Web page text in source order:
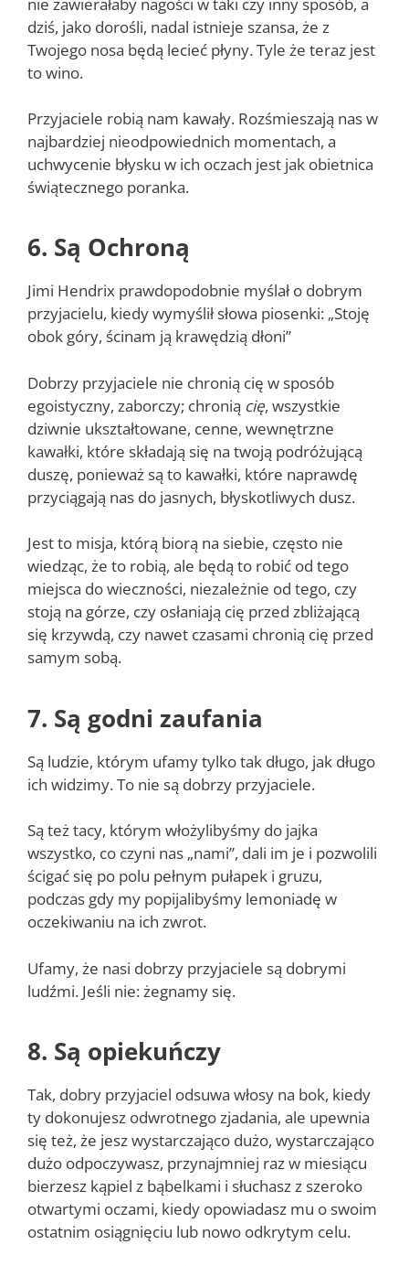
dziś, jako dorośli, nadal istnieje szansa, że z
Twojego nosa będą lecieć płyny. Tyle że teraz jest
to wino.
Przyjaciele robią nam kawały. Rozśmieszają nas w
najbardziej nieodpowiednich momentach, a
uchwycenie błysku w ich oczach jest jak obietnica
świątecznego poranka.
6. Są Ochroną
Jimi Hendrix prawdopodobnie myślał o dobrym
przyjacielu, kiedy wymyślił słowa piosenki: „Stoję
obok góry, ścinam ją krawędzią dłoni”
Dobrzy przyjaciele nie chronią cię w sposób
egoistyczny, zaborczy; chronią cię, wszystkie
dziwnie ukształtowane, cenne, wewnętrzne
kawałki, które składają się na twoją podróżującą
duszę, ponieważ są to kawałki, które naprawdę
przyciągają nas do jasnych, błyskotliwych dusz.
Jest to misja, którą biorą na siebie, często nie
wiedząc, że to robią, ale będą to robić od tego
miejsca do wieczności, niezależnie od tego, czy
stoją na górze, czy osłaniają cię przed zbliżającą
się krzywdą, czy nawet czasami chronią cię przed
samym sobą.
7. Są godni zaufania
Są ludzie, którym ufamy tylko tak długo, jak długo
ich widzimy. To nie są dobrzy przyjaciele.
Są też tacy, którym włożylibyśmy do jajka
wszystko, co czyni nas „nami”, dali im je i pozwolili
ścigać się po polu pełnym pułapek i gruzu,
podczas gdy my popijalibyśmy lemoniadę w
oczekiwaniu na ich zwrot.
Ufamy, że nasi dobrzy przyjaciele są dobrymi
ludźmi. Jeśli nie: żegnamy się.
8. Są opiekuńczy
Tak, dobry przyjaciel odsuwa włosy na bok, kiedy
ty dokonujesz odwrotnego zjadania, ale upewnia
się też, że jesz wystarczająco dużo, wystarczająco
dużo odpoczywasz, przynajmniej raz w miesiącu
bierzesz kąpiel z bąbelkami i słuchasz z szeroko
otwartymi oczami, kiedy opowiadasz mu o swoim
ostatnim osiągnięciu lub nowo odkrytym celu.